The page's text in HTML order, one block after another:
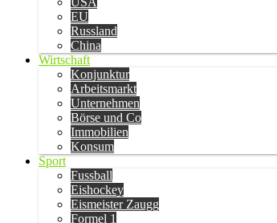
EU
Russland
China
Wirtschaft
Konjunktur
Arbeitsmarkt
Unternehmen
Börse und Co
Immobilien
Konsum
Sport
Fussball
Eishockey
Eismeister Zaugg
Formel 1